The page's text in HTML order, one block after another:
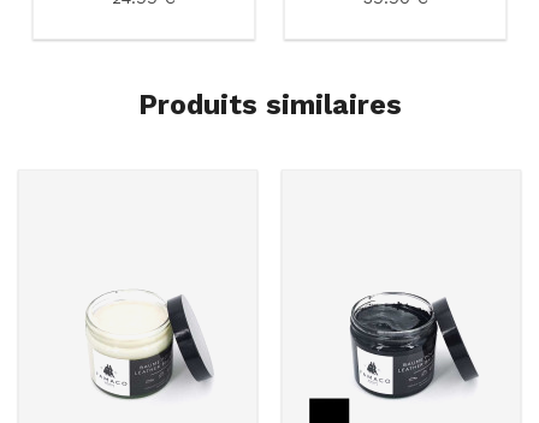
Produits similaires